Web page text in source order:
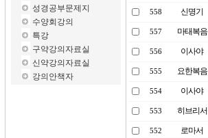
성경공부문제지
수양회강의
특강
구약강의자료실
신약강의자료실
강의안책자
558 신명기
557 마태복음
556 이사야
555 요한복음
554 이사야
553 히브리서
552 로마서